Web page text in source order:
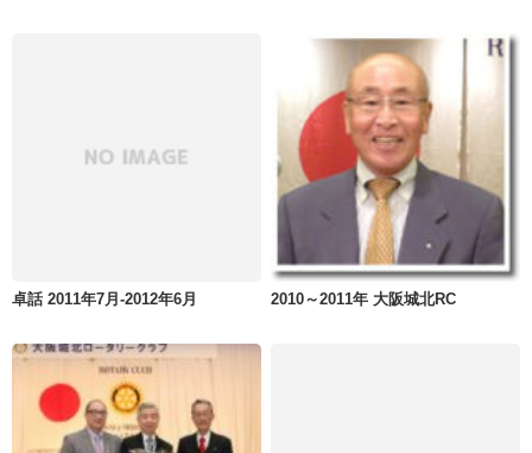
卓話 2011年7月-2012年6月 2010～2011年 大阪城北RC